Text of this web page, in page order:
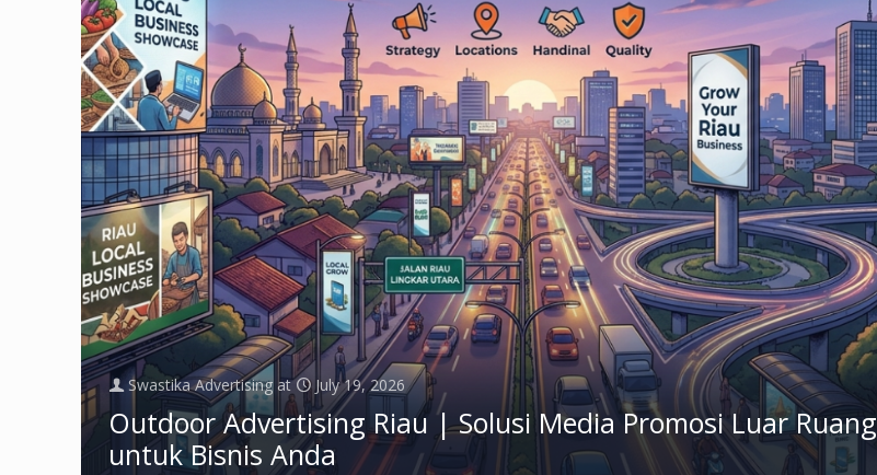
Swastika Advertising at July 19, 2026
Outdoor Advertising Riau | Solusi Media Promosi Luar Ruang
untuk Bisnis Anda